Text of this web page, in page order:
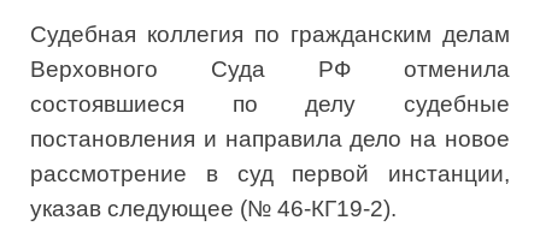
Судебная коллегия по гражданским делам
Верховного Суда РФ отменила
состоявшиеся по делу судебные
постановления и направила дело на новое
рассмотрение в суд первой инстанции,
указав следующее (№ 46-КГ19-2).